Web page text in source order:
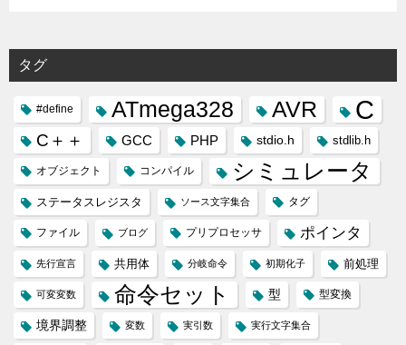
タグ
#define ATmega328 AVR C
C＋＋ GCC PHP stdio.h stdlib.h
オブジェクト コンパイル シミュレータ
ステータスレジスタ ソース文字集合 タグ
ファイル ブログ プリプロセッサ ポインタ
先行宣言 共用体 分岐命令 初期化子 前処理
可変変数 命令セット 型 型変換
境界調整 変数 実引数 実行文字集合